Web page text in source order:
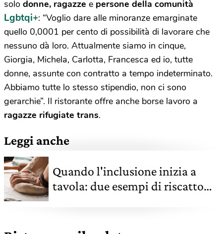
solo donne, ragazze e persone della comunità
Lgbtqi+: “Voglio dare alle minoranze emarginate
quello 0,0001 per cento di possibilità di lavorare che
nessuno dà loro. Attualmente siamo in cinque,
Giorgia, Michela, Carlotta, Francesca ed io, tutte
donne, assunte con contratto a tempo indeterminato.
Abbiamo tutte lo stesso stipendio, non ci sono
gerarchie”. Il ristorante offre anche borse lavoro a
ragazze rifugiate trans.
Leggi anche
Quando l'inclusione inizia a
tavola: due esempi di riscatto